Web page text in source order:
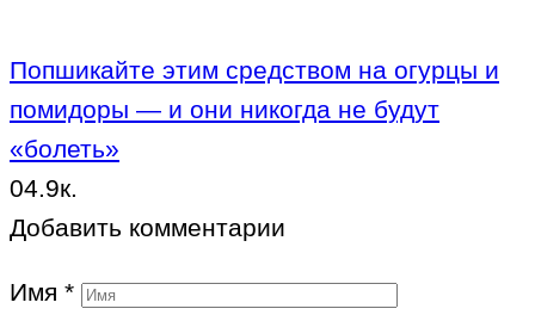
Попшикайте этим средством на огурцы и
помидоры — и они никогда не будут
«болеть»
04.9к.
Добавить комментарии
Имя *